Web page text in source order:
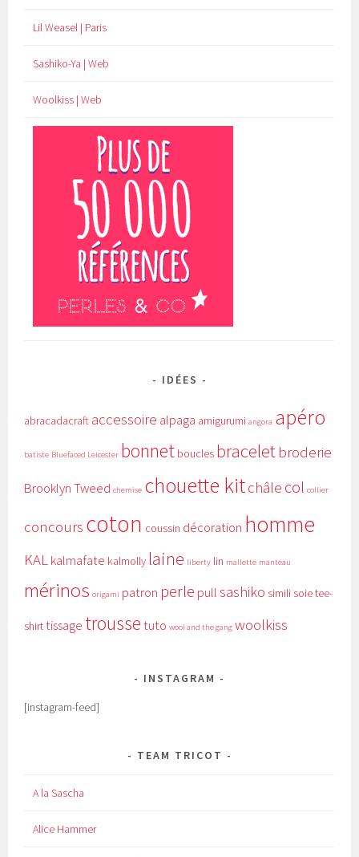
Lil Weasel | Paris
Sashiko-Ya | Web
Woolkiss | Web
IDÉES
abracadacraft accessoire alpaga amigurumi angora apéro
batiste Bluefaced Leicester bonnet boucles bracelet broderie
Brooklyn Tweed chemise chouette kitchâle col collier
concours coton coussin décoration homme
KALkalmafate kalmolly laine liberty lin mallette manteau
mérinos origami patron perle pull sashiko simili soietee-
shirt tissage trousse tuto wool and the gang woolkiss
INSTAGRAM
[instagram-feed]
TEAM TRICOT
A la Sascha
Alice Hammer